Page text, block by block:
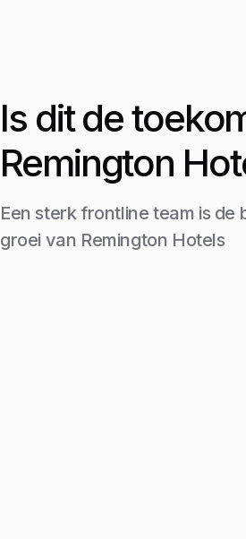
Is dit de
Remington
Een sterk frontline team is de
groei van Remington Hotels